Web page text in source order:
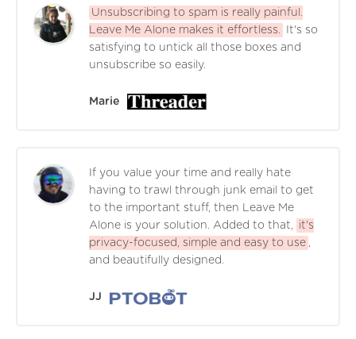
Unsubscribing to spam is really painful.
Leave Me Alone makes it effortless.
It's so
satisfying to untick all those boxes and
unsubscribe so easily.
Marie
If you value your time and really hate
having to trawl through junk email to get
to the important stuff, then Leave Me
Alone is your solution. Added to that,
it's
privacy-focused, simple and easy to use ,
and beautifully designed.
JJ